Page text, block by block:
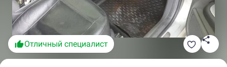
Отличный специалист